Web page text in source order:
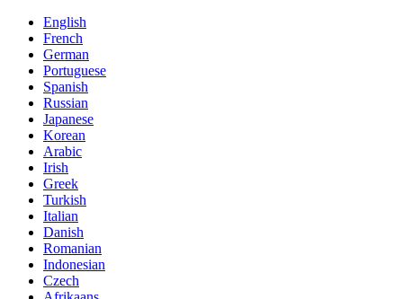
English
French
German
Portuguese
Spanish
Russian
Japanese
Korean
Arabic
Irish
Greek
Turkish
Italian
Danish
Romanian
Indonesian
Czech